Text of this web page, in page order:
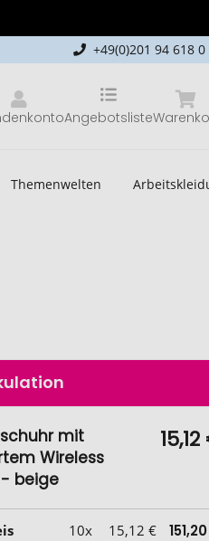
+49(0)201 94 618 0
Angebotsliste
Themenwelten
mit
Wireless
beige
10x 15,12 €